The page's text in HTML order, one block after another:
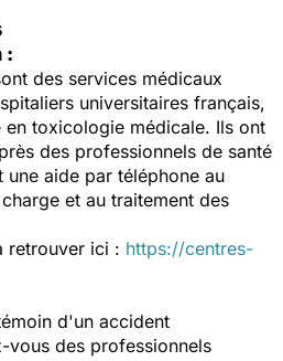
:
des services médicaux
universitaires français,
en toxicologie médicale. Ils ont
des professionnels de santé
aide par téléphone au
et au traitement des
retrouver ici : https://centres-
d'un accident
des professionnels